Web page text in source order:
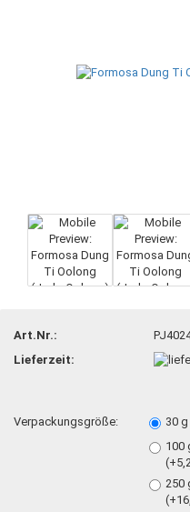
Art.Nr.:
Lieferzeit:
Verpackungsgröße:
30 g
100
250